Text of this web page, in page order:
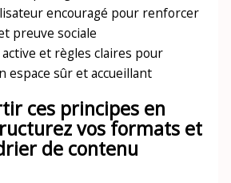
encouragé pour renforcer
preuve sociale
et règles claires pour
espace sûr et accueillant
ces principes en
vos formats et
de contenu